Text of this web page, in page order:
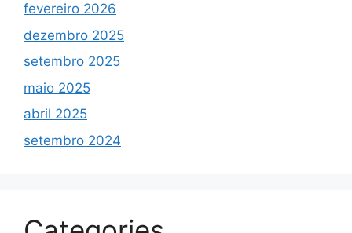
fevereiro 2026
dezembro 2025
setembro 2025
maio 2025
abril 2025
setembro 2024